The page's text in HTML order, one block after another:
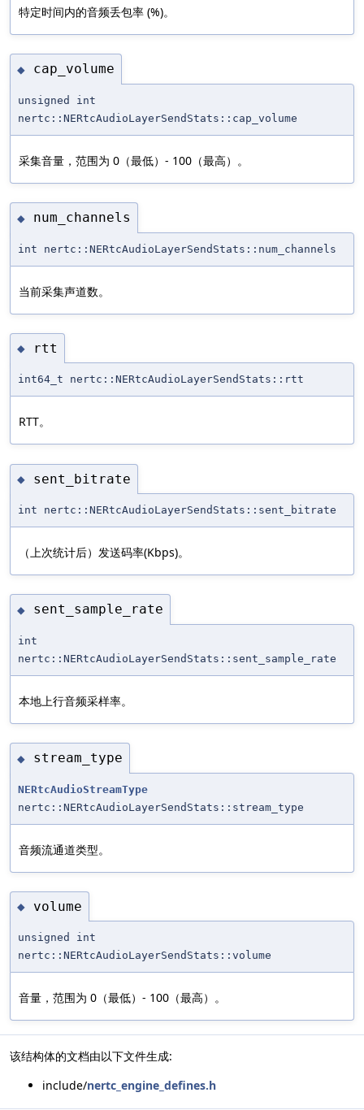
特定时间内的音频丢包率 (%)。
◆ cap_volume
unsigned int
nertc::NERtcAudioLayerSendStats::cap_volume
采集音量，范围为 0（最低）- 100（最高）。
◆ num_channels
int nertc::NERtcAudioLayerSendStats::num_channels
当前采集声道数。
◆ rtt
int64_t nertc::NERtcAudioLayerSendStats::rtt
RTT。
◆ sent_bitrate
int nertc::NERtcAudioLayerSendStats::sent_bitrate
（上次统计后）发送码率(Kbps)。
◆ sent_sample_rate
int
nertc::NERtcAudioLayerSendStats::sent_sample_rate
本地上行音频采样率。
◆ stream_type
NERtcAudioStreamType
nertc::NERtcAudioLayerSendStats::stream_type
音频流通道类型。
◆ volume
unsigned int
nertc::NERtcAudioLayerSendStats::volume
音量，范围为 0（最低）- 100（最高）。
该结构体的文档由以下文件生成:
include/nertc_engine_defines.h